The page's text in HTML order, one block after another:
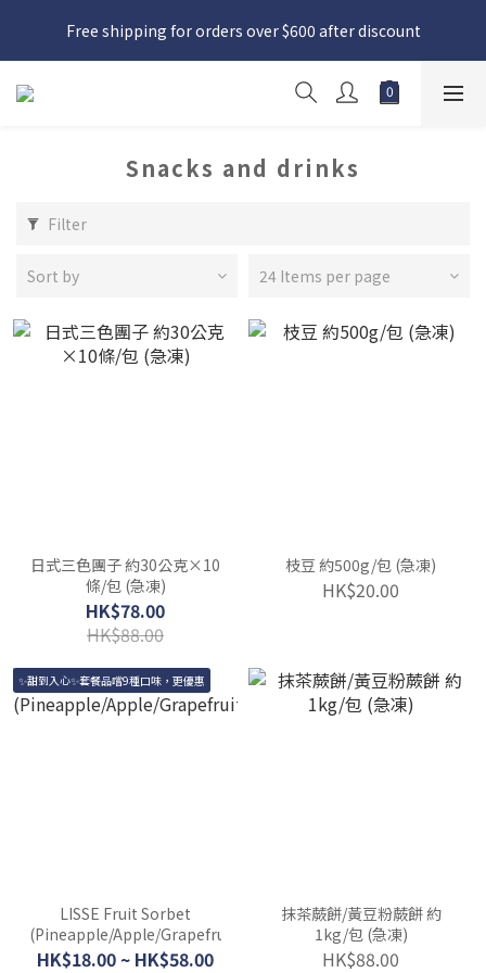
日本接近假期，貨源較不穩定；如想在 8 月 11 日至 8 月 15 日收
貨，請務必於 8 月 10 日前落單
Free shipping for orders over $600 after discount
日本接近假期，貨源較不穩定；如想在 8 月 11 日至 8 月 15 日收
貨，請務必於 8 月 10 日前落單
Snacks and drinks
Filter
Sort by 24 Items per page
日式三色團子 約30公克×10
條/包 (急凍)
HK$78.00
HK$88.00
枝豆 約500g/包 (急凍)
HK$20.00
✨甜到入心✨套餐品嚐9種口味，更優惠
LISSE Fruit Sorbet
(Pineapple/Apple/Grapefruit/Orange/Peach/Pumpkin/
HK$18.00 ~ HK$58.00
抹茶蕨餅/黃豆粉蕨餅 約
1kg/包 (急凍)
HK$88.00